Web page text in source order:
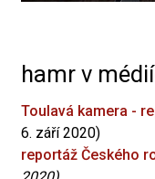
hamr v
Toulavá kamera -
6. září 2020)
reportáž Českého